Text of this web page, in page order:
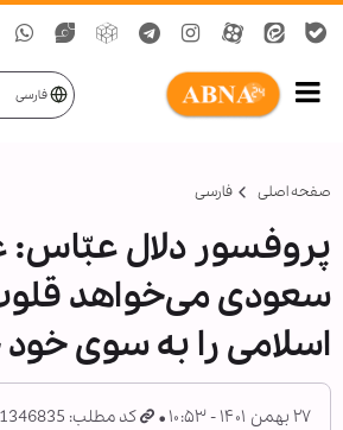
فارسی
صفحه اصلی فارسی
پروفسور دلال عبّاس:
سعودی می‌خواهد
اسلامی را به سوی
۲۷ بهمن ۱۴۰۱ - ۱۰:۵۳ کد مطلب: 1346835